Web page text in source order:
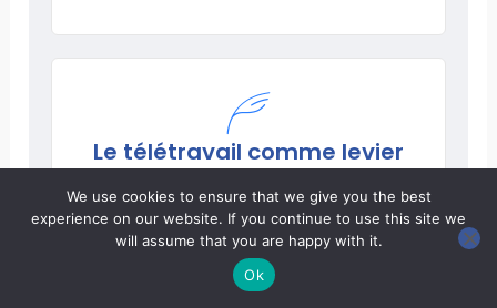
Le télétravail comme levier
territoires : des mythes
fondateurs à la crise
sanitaire
We use cookies to ensure that we give you the best
experience on our website. If you continue to use this site we
will assume that you are happy with it.
Ok